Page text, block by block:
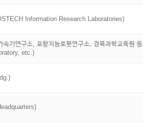
Information Research Laboratories)
기연구소, 포항지능로봇연구소, 경북과학교육원 등
etc.)